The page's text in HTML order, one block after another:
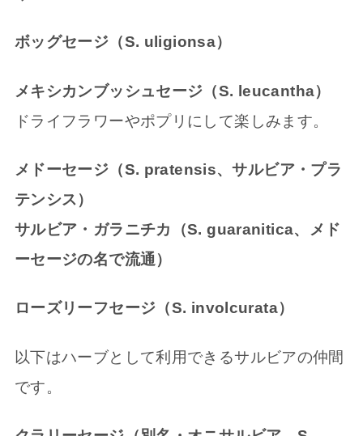
ボッグセージ（S. uligionsa）
メキシカンブッシュセージ（S. leucantha）
ドライフラワーやポプリにして楽しみます。
メドーセージ（S. pratensis、サルビア・プラ
テンシス）
サルビア・ガラニチカ（S. guaranitica、メド
ーセージの名で流通）
ローズリーフセージ（S. involcurata）
以下はハーブとして利用できるサルビアの仲間
です。